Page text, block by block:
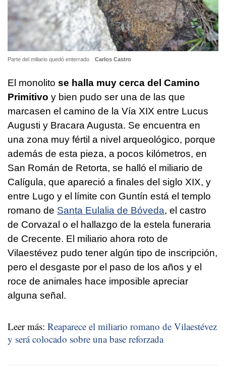
Parte del miliario quedó enterrado Carlos Castro
El monolito se halla muy cerca del Camino
Primitivo y bien pudo ser una de las que
marcasen el camino de la Vía XIX entre Lucus
Augusti y Bracara Augusta. Se encuentra en
una zona muy fértil a nivel arqueológico, porque
además de esta pieza, a pocos kilómetros, en
San Román de Retorta, se halló el miliario de
Calígula, que apareció a finales del siglo XIX, y
entre Lugo y el límite con Guntín está el templo
romano de Santa Eulalia de Bóveda, el castro
de Corvazal o el hallazgo de la estela funeraria
de Crecente. El miliario ahora roto de
Vilaestévez pudo tener algún tipo de inscripción,
pero el desgaste por el paso de los años y el
roce de animales hace imposible apreciar
alguna señal.
Leer más: Reaparece el miliario romano de Vilaestévez
y será colocado sobre una base reforzada